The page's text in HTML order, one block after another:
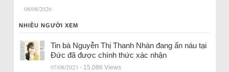
08/08/2026
NHIỀU NGƯỜI XEM
Tin bà Nguyễn Thị Thanh Nhàn đang ẩn náu tại
Đức đã được chính thức xác nhận
07/08/2023 - 15.086 Views